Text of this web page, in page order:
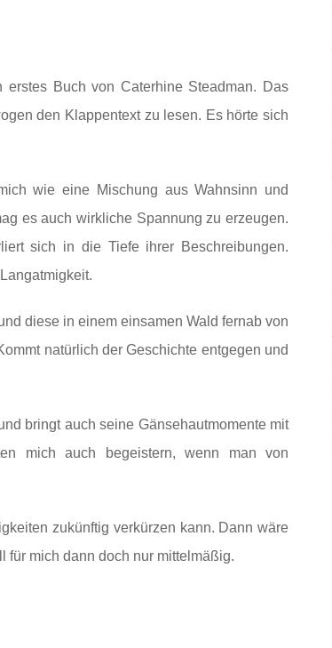
Buch von Caterhine Steadman. Das
den Klappentext zu lesen. Es hörte sich
wie eine Mischung aus Wahnsinn und
es auch wirkliche Spannung zu erzeugen.
sich in die Tiefe ihrer Beschreibungen.
diese in einem einsamen Wald fernab von
natürlich der Geschichte entgegen und
bringt auch seine Gänsehautmomente mit
mich auch begeistern, wenn man von
zukünftig verkürzen kann. Dann wäre
für mich dann doch nur mittelmäßig.